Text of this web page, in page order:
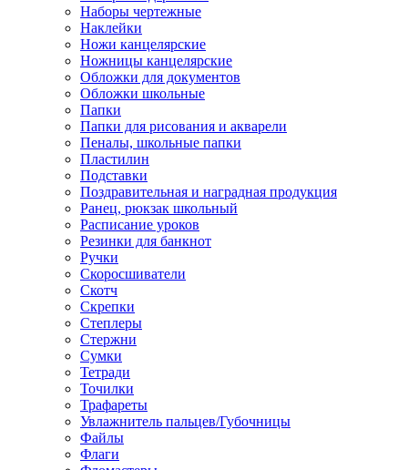
Наборы чертежные
Наклейки
Ножи канцелярские
Ножницы канцелярские
Обложки для документов
Обложки школьные
Папки
Папки для рисования и акварели
Пеналы, школьные папки
Пластилин
Подставки
Поздравительная и наградная продукция
Ранец, рюкзак школьный
Расписание уроков
Резинки для банкнот
Ручки
Скоросшиватели
Скотч
Скрепки
Степлеры
Стержни
Сумки
Тетради
Точилки
Трафареты
Увлажнитель пальцев/Губочницы
Файлы
Флаги